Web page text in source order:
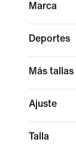
Marca
Deportes
Más tallas
Ajuste
Talla